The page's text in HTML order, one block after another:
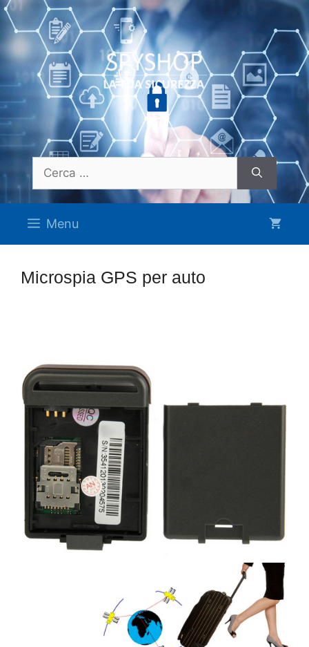
Vai
contenuto
Ricerca
Menu
Microspia GPS per auto